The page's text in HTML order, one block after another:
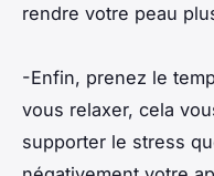
rendre votre peau
-Enfin, prenez le
vous relaxer, cela
supporter le stress